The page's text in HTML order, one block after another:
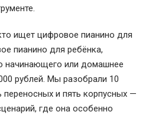
ищет цифровое пианино для
пианино для ребёнка,
начинающего или домашнее
рублей. Мы разобрали 10
переносных и пять корпусных —
где она особенно